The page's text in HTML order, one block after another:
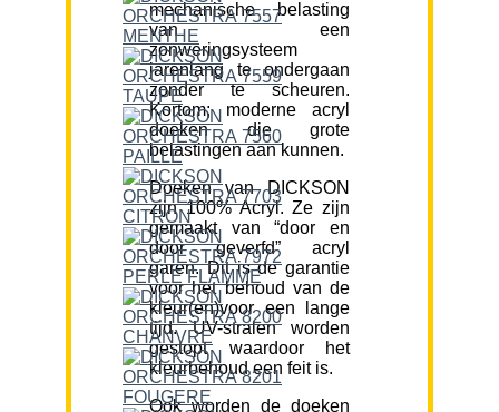
mechanische belasting
van een
zonweringsysteem
jarenlang te ondergaan
zonder te scheuren.
Kortom; moderne acryl
doeken die grote
belastingen aan kunnen.
Doeken van DICKSON
zijn 100% Acryl. Ze zijn
gemaakt van “door en
door geverfd” acryl
garen. Dit is de garantie
voor het behoud van de
kleur(en)voor een lange
tijd. UV-stralen worden
gestopt waardoor het
kleurbehoud een feit is.
Ook worden de doeken